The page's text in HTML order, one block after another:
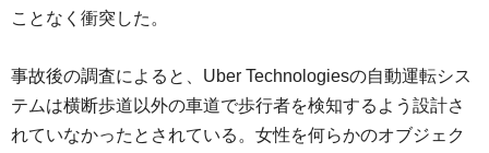
ことなく衝突した。
事故後の調査によると、Uber Technologiesの自動運転シス
テムは横断歩道以外の車道で歩行者を検知するよう設計さ
れていなかったとされている。女性を何らかのオブジェク